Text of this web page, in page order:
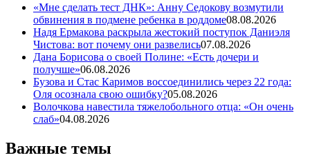
«Мне сделать тест ДНК»: Анну Седокову возмутили
обвинения в подмене ребенка в роддоме08.08.2026
Надя Ермакова раскрыла жестокий поступок Даниэля
Чистова: вот почему они развелись07.08.2026
Дана Борисова о своей Полине: «Есть дочери и
получше»06.08.2026
Бузова и Стас Каримов воссоединились через 22 года:
Оля осознала свою ошибку?05.08.2026
Волочкова навестила тяжелобольного отца: «Он очень
слаб»04.08.2026
Важные темы